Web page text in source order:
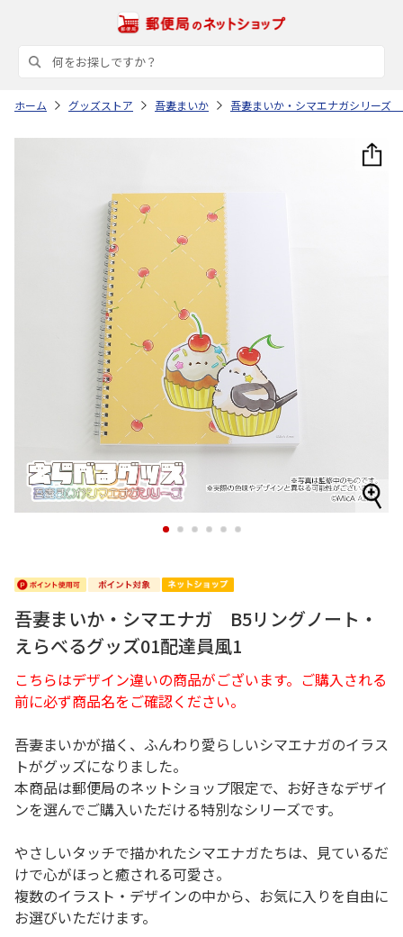
ホーム グッズストア 吾妻まいか 吾妻まいか・シマエナガシリーズ
1 2 3 4 5 6
吾妻まいか・シマエナガ B5リングノート・
えらべるグッズ01配達員風1
こちらはデザイン違いの商品がございます。ご購入される
前に必ず商品名をご確認ください。
吾妻まいかが描く、ふんわり愛らしいシマエナガのイラス
トがグッズになりました。
本商品は郵便局のネットショップ限定で、お好きなデザイ
ンを選んでご購入いただける特別なシリーズです。
やさしいタッチで描かれたシマエナガたちは、見ているだ
けで心がほっと癒される可愛さ。
複数のイラスト・デザインの中から、お気に入りを自由に
お選びいただけます。